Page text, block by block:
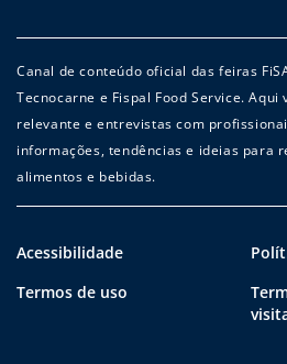
Canal de conteúdo oficial das feiras
Tecnocarne e Fispal Food Service.
relevante e entrevistas com
informações, tendências e ideias para
alimentos e bebidas.
Acessibilidade
Termos de uso